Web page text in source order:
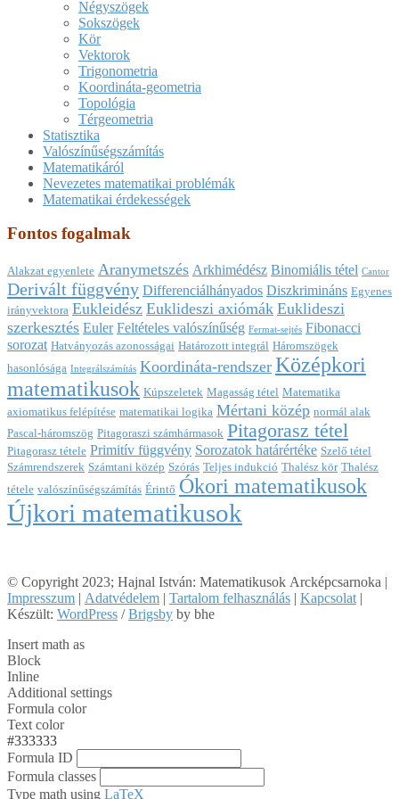
Négyszögek
Sokszögek
Kör
Vektorok
Trigonometria
Koordináta-geometria
Topológia
Térgeometria
Statisztika
Valószínűségszámítás
Matematikáról
Nevezetes matematikai problémák
Matematikai érdekességek
Fontos fogalmak
Alakzat egyenlete Aranymetszés Arkhimédész Binomiális tétel Cantor
Derivált függvény Differenciálhányados Diszkrimináns Egyenes
irányvektora Eukleidész Euklideszi axiómák Euklideszi
szerkesztés Euler Feltételes valószínűség Fermat-sejtés Fibonacci
sorozat Hatványozás azonosságai Határozott integrál Háromszögek
hasonlósága Integrálszámítás Koordináta-rendszer Középkori
matematikusok Kúpszeletek Magasság tétel Matematika
axiomatikus felépítése matematikai logika Mértani közép normál alak
Pascal-háromszög Pitagoraszi számhármasok Pitagorasz tétel
Pitagorasz tétele Primitív függvény Sorozatok határértéke Szelő tétel
Számrendszerek Számtani közép Szórás Teljes indukció Thalész kör Thalész
tétele valószínűségszámítás Érintő Ókori matematikusok
Újkori matematikusok
© Copyright 2023; Hajnal István: Matematikusok Arcképcsarnoka |
Impresszum | Adatvédelem | Tartalom felhasználás | Kapcsolat |
Készült: WordPress /Brigsby by bhe
Insert math as
Block
Inline
Additional settings
Formula color
Text color
#333333
Formula ID
Formula classes
Type math using LaTeX